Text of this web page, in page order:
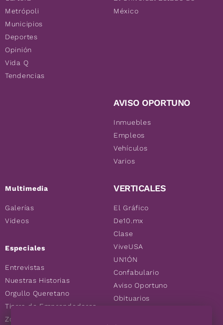
Metrópoli
Municipios
Deportes
Opinión
Vida Q
Tendencias
Multimedia
Galerías
Videos
Especiales
Entrevistas
Nuestras Historias
Orgullo Queretano
Tierra de Emprendedores
Zoociales
México
AVISO OPORTUNO
Inmuebles
Empleos
Vehículos
Varios
VERTICALES
El Gráfico
De10.mx
Clase
ViveUSA
UN1ÓN
Confabulario
Aviso Oportuno
Obituarios